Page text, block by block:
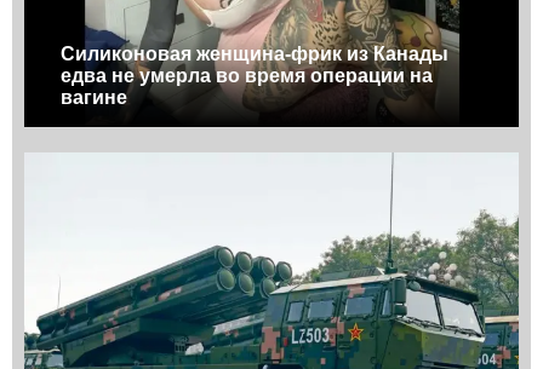
Силиконовая женщина-фрик из Канады
едва не умерла во время операции на
вагине